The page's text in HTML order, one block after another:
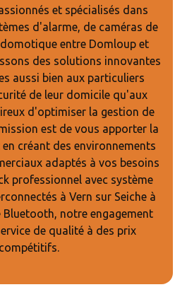
et spécialisés dans
d'alarme, de caméras de
entre Domloup et
des solutions innovantes
aussi bien aux particuliers
de leur domicile qu'aux
d'optimiser la gestion de
est de vous apporter la
créant des environnements
adaptés à vos besoins
professionnel avec système
à Vern sur Seiche à
notre engagement
de qualité à des prix
compétitifs.